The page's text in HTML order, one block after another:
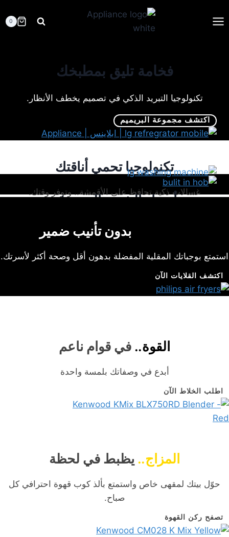
إلى
0
فخامة تليق بمطبخك
تكنولوجيا التبريد الذكي في تصميم يخطف الأنظار.
اكتشف مجموعة البريميم
تكنولوجيا تحمي أناقتك
غسالات ذكية تحافظ على الأقمشة.. وتوفر وقتك.
أسرار الشيف المحترف
تسوية مثالية لكل أكلاتك بلمسة واحدة.
بدون تأنيب ضمير
استمتع بوجباتك المقلية المفضلة بدهون أقل وصحة أكثر لأسرتك.
اكتشف القلايات الآن
القوة.. في قوام ناعم
أبدع في وصفاتك بلمسة واحدة
اطلب الخلاط الآن
المزاج.. يظبط في لحظة
حوّل بيتك لمقهى خاص واستمتع بألذ كوب قهوة احترافي كل
صباح.
تصفح ركن القهوة